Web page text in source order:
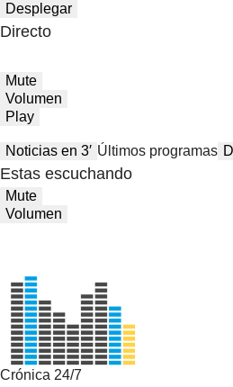
Desplegar
Directo
Mute
Volumen
Play
Noticias en 3′ Últimos programas
Estas escuchando
Mute
Volumen
Crónica 24/7